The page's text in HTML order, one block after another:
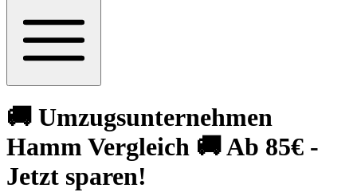
🚚 Umzugsunternehmen
Hamm Vergleich 🚚 Ab 85€ -
Jetzt sparen!